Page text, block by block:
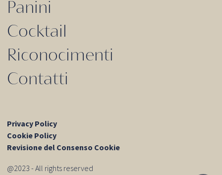
Panini
Cocktail
Riconocimenti
Contatti
Privacy Policy
Cookie Policy
Revisione del Consenso Cookie
@2023 - All rights reserved